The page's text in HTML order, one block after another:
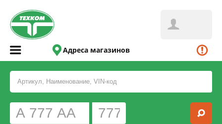
Адреса магазинов